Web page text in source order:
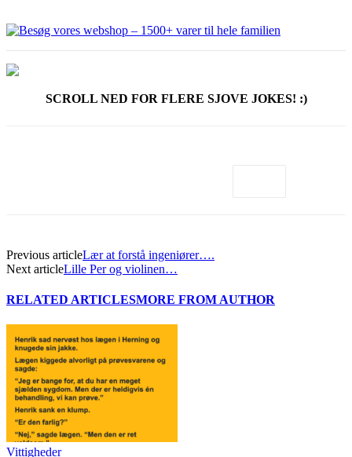
SCROLL NED FOR FLERE SJOVE JOKES! :)
Previous articleLær at forstå ingeniører….
Next articleLille Per og violinen…
RELATED ARTICLESMORE FROM AUTHOR
Vittigheder